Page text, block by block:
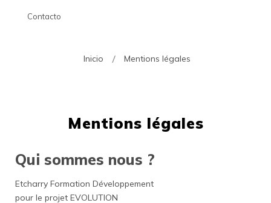
Contacto
Inicio Mentions légales
Mentions légales
Qui sommes nous ?
Etcharry Formation Développement
pour le projet EVOLUTION